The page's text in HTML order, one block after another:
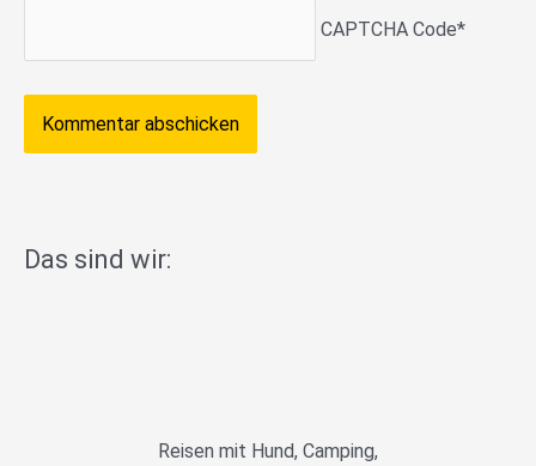
CAPTCHA Code*
Das sind wir:
Reisen mit Hund, Camping,